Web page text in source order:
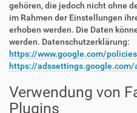
gehören, die jedoch nicht ohne
im Rahmen der Einstellungen
erhoben werden. Die Daten
werden. Datenschutzerklärung:
https://www.google.com/
https://adssettings.google.com/
Verwendung von
Plugins